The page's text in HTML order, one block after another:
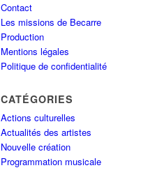
Contact
Les missions de Becarre
Production
Mentions légales
Politique de confidentialité
CATÉGORIES
Actions culturelles
Actualités des artistes
Nouvelle création
Programmation musicale